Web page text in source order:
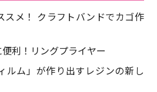
スメ！ クラフトバンドでカゴ作
利！リングプライヤー
ルム」が作り出すレジンの新し